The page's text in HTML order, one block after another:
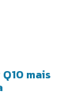
mais